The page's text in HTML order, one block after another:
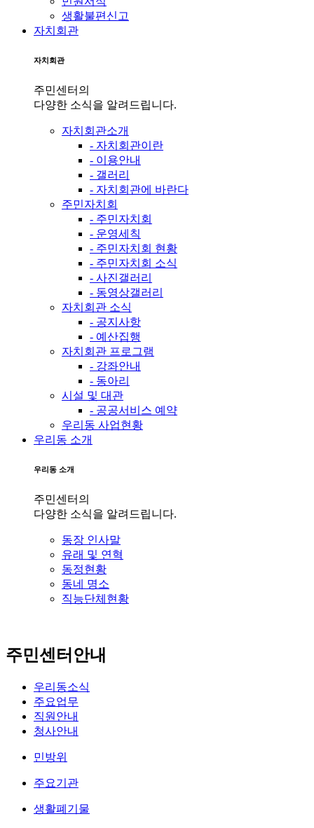
생활불편신고
자치회관
자치회관
주민센터의
다양한 소식을 알려드립니다.
자치회관소개
- 자치회관이란
- 이용안내
- 갤러리
- 자치회관에 바란다
주민자치회
- 주민자치회
- 운영세칙
- 주민자치회 현황
- 주민자치회 소식
- 사진갤러리
- 동영상갤러리
자치회관 소식
- 공지사항
- 예산집행
자치회관 프로그램
- 강좌안내
- 동아리
시설 및 대관
- 공공서비스 예약
우리동 사업현황
우리동 소개
우리동 소개
주민센터의
다양한 소식을 알려드립니다.
동장 인사말
유래 및 연혁
동정현황
동네 명소
직능단체현황
주민센터안내
우리동소식
주요업무
직원안내
청사안내
민방위
주요기관
생활폐기물